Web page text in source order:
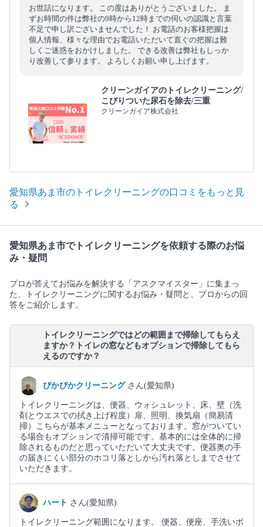
お世話になります。 この度はありがとうございました。 ま
ずお時間の件は弊社の9時から12時までの伺いの認識と言葉
不足で申し訳ございませんでした！ お電話のお客様把握は
個人情報、様々な理由でお電話いただいて直ぐの把握は難
しくご迷惑をおかけしました。 できる改善は弊社もしっか
り改善して参ります。 よろしくお願い申し上げます。
クリーンガイアのトイレクリーニング/
こびりついた尿石を除去/三重
クリーンガイア株式会社
愛知県あま市のトイレクリーニングの口コミをもっと見
る
愛知県あま市でトイレクリーニングを依頼する際のお悩
み・疑問
プロが答えてお悩みを解決する「アスクマイスター」に集まっ
た、トイレクリーニングに関するお悩み・疑問と、プロからの回
答をご紹介します。
トイレクリーニングではどの範囲まで掃除してもらえ
ますか？トイレの窓などもオプションで掃除してもら
えるのですか？
ぴかぴかクリーニング さん(愛知県)
トイレクリーニングは、便器、ウォシュレット、床、壁（洗
剤とウエスでの拭き上げ程度）扉、照明、換気扇（簡易清
掃）こちらが基本メニューとなっております。窓がついてい
る場合もオプションで清掃可能です。基本的には全体的に掃
除されるものだと思っていただいて大丈夫です。便器奥の手
の届きにくい部分のホコリ落としから汚れ落としまでさせて
いただきます。
ハート さん(愛知県)
トイレクリーニング範囲になります。 便器、便座、手洗いボ